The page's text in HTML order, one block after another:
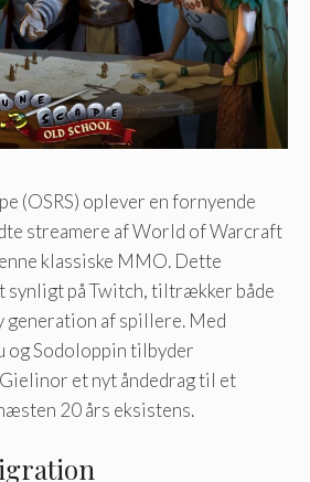
(OSRS) oplever en fornyende
streamere af World of Warcraft
klassiske MMO. Dette
synligt på Twitch, tiltrækker både
generation af spillere. Med
og Sodoloppin tilbyder
et nyt åndedrag til et
20 års eksistens.